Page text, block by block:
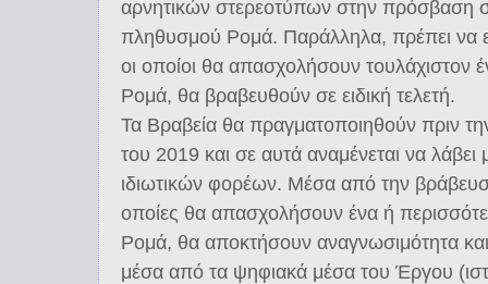
αρνητικών στερεοτύπων στην πρόσβαση
πληθυσμού Ρομά. Παράλληλα, πρέπει να
οι οποίοι θα απασχολήσουν τουλάχιστον
Ρομά, θα βραβευθούν σε ειδική τελετή.
Τα Βραβεία θα πραγματοποιηθούν πριν
του 2019 και σε αυτά αναμένεται να
ιδιωτικών φορέων. Μέσα από την
οποίες θα απασχολήσουν ένα ή
Ρομά, θα αποκτήσουν αναγνωσιμότητα
μέσα από τα ψηφιακά μέσα του Έργου